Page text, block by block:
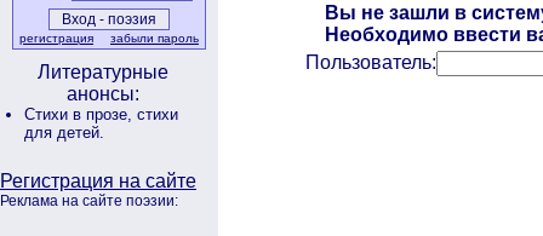
регистрация забыли пароль
Литературные
анонсы:
Стихи в прозе, стихи
для детей.
Регистрация на сайте
Реклама на сайте поэзии:
Вы не зашли в
Необходимо ввести
Пользователь: